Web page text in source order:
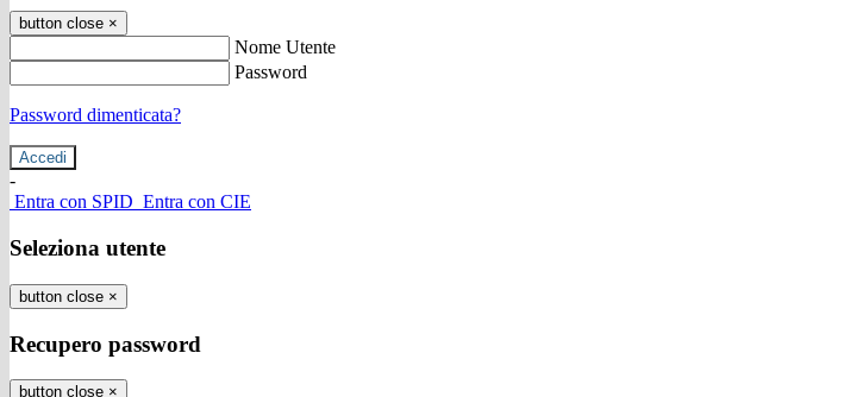
button close ×
Nome Utente
Password
Password dimenticata?
-
Entra con SPID Entra con CIE
Seleziona utente
button close ×
Recupero password
button close ×